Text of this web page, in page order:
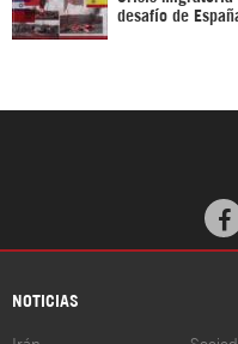
desafío de
NOTICIAS
Irán